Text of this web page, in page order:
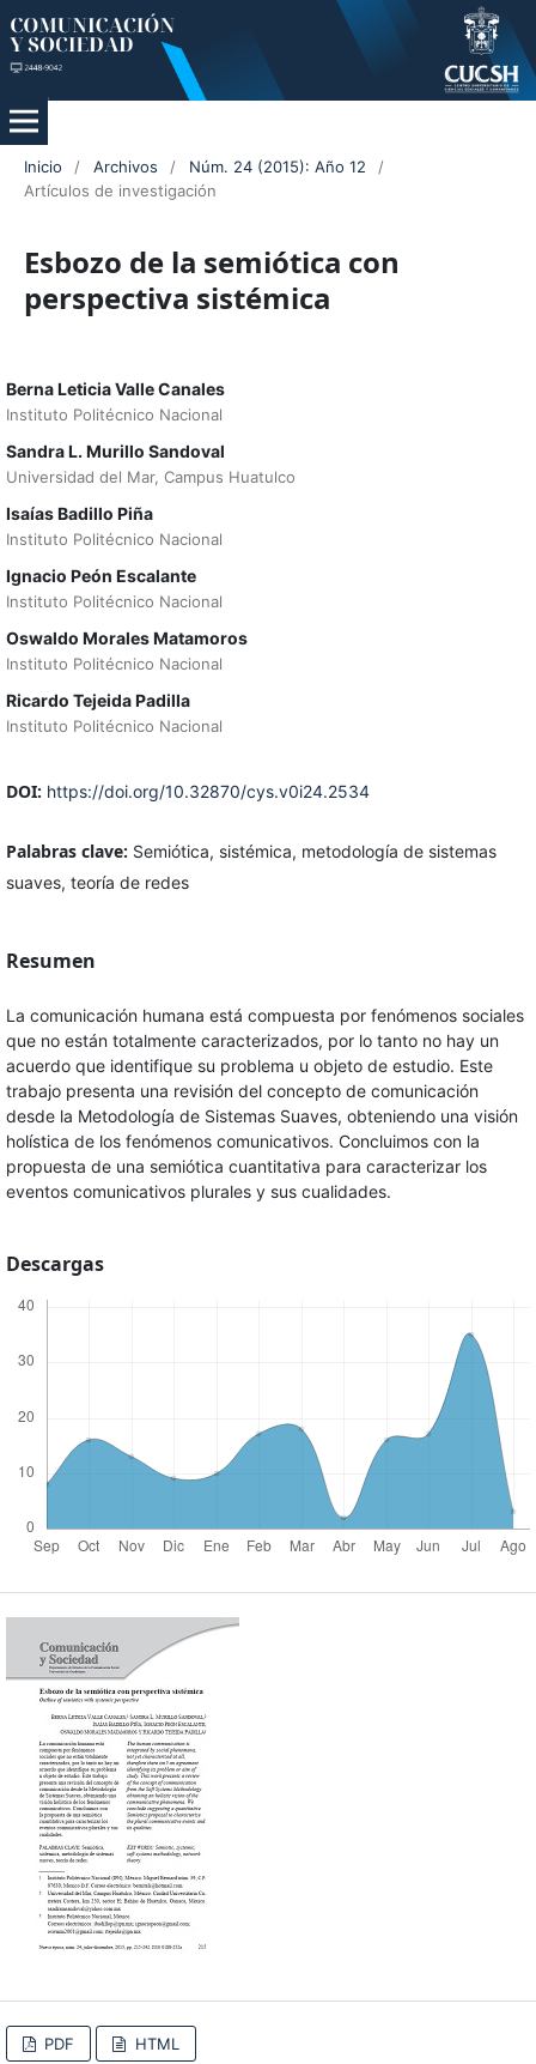
Inicio / Archivos / Núm. 24 (2015): Año 12
/
Artículos de investigación
Esbozo de la semiótica con
perspectiva sistémica
Berna Leticia Valle Canales
Instituto Politécnico Nacional
Sandra L. Murillo Sandoval
Universidad del Mar, Campus Huatulco
Isaías Badillo Piña
Instituto Politécnico Nacional
Ignacio Peón Escalante
Instituto Politécnico Nacional
Oswaldo Morales Matamoros
Instituto Politécnico Nacional
Ricardo Tejeida Padilla
Instituto Politécnico Nacional
DOI: https://doi.org/10.32870/cys.v0i24.2534
Palabras clave: Semiótica, sistémica, metodología de sistemas
suaves, teoría de redes
Resumen
La comunicación humana está compuesta por fenómenos sociales
que no están totalmente caracterizados, por lo tanto no hay un
acuerdo que identifique su problema u objeto de estudio. Este
trabajo presenta una revisión del concepto de comunicación
desde la Metodología de Sistemas Suaves, obteniendo una visión
holística de los fenómenos comunicativos. Concluimos con la
propuesta de una semiótica cuantitativa para caracterizar los
eventos comunicativos plurales y sus cualidades.
Descargas
PDF HTML